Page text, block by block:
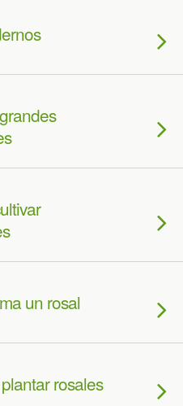
un rosal
rosales